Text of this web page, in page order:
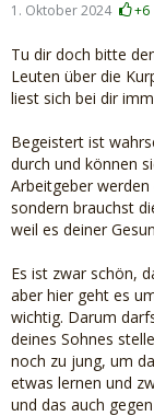
1. Oktober 2024 +6
Tu dir doch bitte
Leuten über die
liest sich bei dir
Begeistert ist
durch und können
Arbeitgeber
sondern brauchst
weil es deiner
Es ist zwar schön,
aber hier geht es
wichtig. Darum
deines Sohnes
noch zu jung, um
etwas lernen und
und das auch